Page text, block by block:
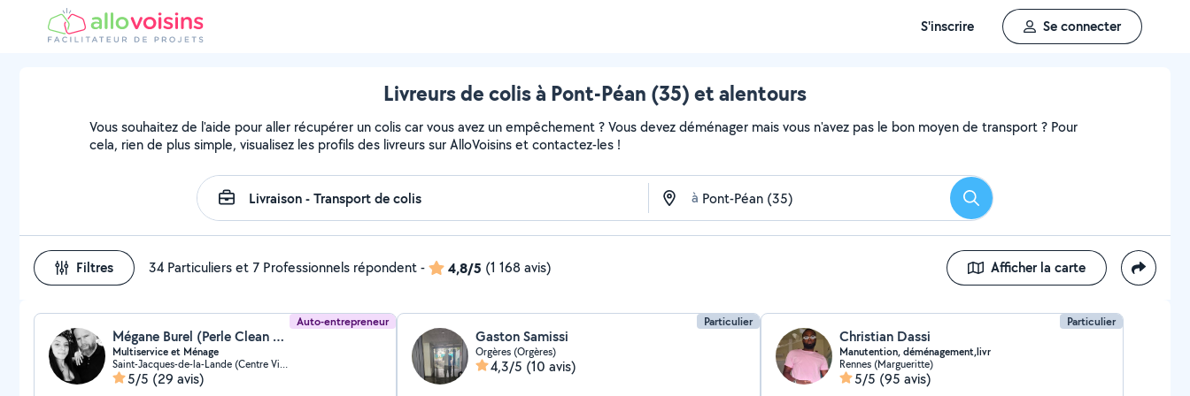
S'inscrire Se connecter
Livreurs de colis à Pont-Péan (35) et alentours
Vous souhaitez de l'aide pour aller récupérer un colis car vous avez un empêchement ? Vous devez déménager mais vous n'avez pas le bon moyen de transport ? Pour
cela, rien de plus simple, visualisez les profils des livreurs sur AlloVoisins et contactez-les !
à Rechercher
Filtres 34 Particuliers et 7 Professionnels répondent- 4,8/5 (1 168 avis) Afficher la carte
Auto-entrepreneur
Mégane Burel (Perle Clean Multiservice)
Multiservice et Ménage
Saint-Jacques-de-la-Lande (Centre Ville)
5/5 (29 avis)
Particulier
Gaston Samissi
Orgères (Orgères)
4,3/5 (10 avis)
Particulier
Christian Dassi
Manutention, déménagement,livr
Rennes (Margueritte)
5/5 (95 avis)